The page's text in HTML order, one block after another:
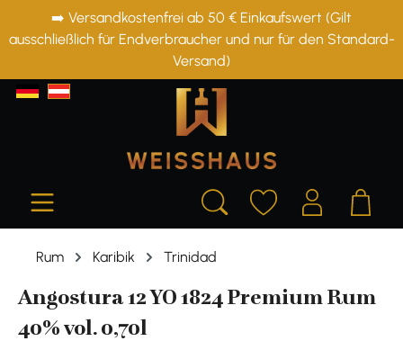
springen
➡️ Versandkostenfrei ab 50 € Einkaufswert (Gilt
ausschließlich für Endverbraucher und nur für den Standard-
Versand)
Rum Karibik Trinidad
Angostura 12 YO 1824 Premium Rum
40% vol. 0,70l